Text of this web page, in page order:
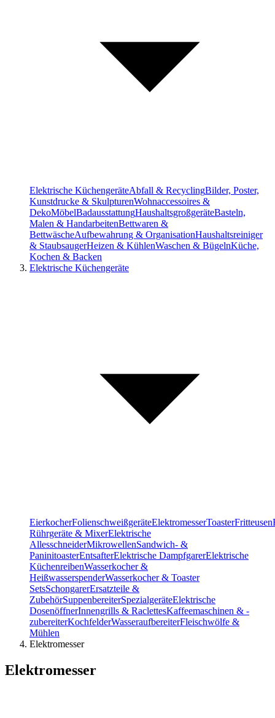
Elektrische KüchengeräteAbfall & RecyclingBilder, Poster,
Kunstdrucke & SkulpturenWohnaccessoires &
DekoMöbelBadausstattungHaushaltsgroßgeräteBasteln,
Malen & HandarbeitenBettwaren &
BettwäscheAufbewahrung & OrganisationHaushaltsreiniger
& StaubsaugerHeizen & KühlenWaschen & BügelnKüche,
Kochen & Backen
Elektrische Küchengeräte
EierkocherFolienschweißgeräteElektromesserToasterFritteusen
Rührgeräte & MixerElektrische
AllesschneiderMikrowellenSandwich- &
PaninitoasterEntsafterElektrische DampfgarerElektrische
KüchenreibenWasserkocher &
HeißwasserspenderWasserkocher & Toaster
SetsSchongarerErsatzteile &
ZubehörSuppenbereiterSpezialgeräteElektrische
DosenöffnerInnengrills & RaclettesKaffeemaschinen & -
zubereiterKochfelderWasseraufbereiterFleischwölfe &
Mühlen
Elektromesser
Elektromesser